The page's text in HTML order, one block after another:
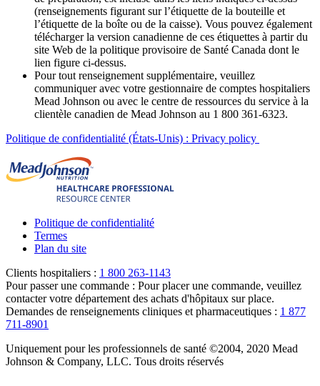
(renseignements figurant sur l’étiquette de la bouteille et
l’étiquette de la boîte ou de la caisse). Vous pouvez également
télécharger la version canadienne de ces étiquettes à partir du
site Web de la politique provisoire de Santé Canada dont le
lien figure ci-dessus.
Pour tout renseignement supplémentaire, veuillez
communiquer avec votre gestionnaire de comptes hospitaliers
Mead Johnson ou avec le centre de ressources du service à la
clientèle canadien de Mead Johnson au 1 800 361-6323.
Politique de confidentialité (États-Unis) : Privacy policy
Politique de confidentialité
Termes
Plan du site
Clients hospitaliers : 1 800 263-1143
Pour passer une commande : Pour placer une commande, veuillez
contacter votre département des achats d'hôpitaux sur place.
Demandes de renseignements cliniques et pharmaceutiques : 1 877
711-8901
Uniquement pour les professionnels de santé ©2004, 2020 Mead
Johnson & Company, LLC. Tous droits réservés